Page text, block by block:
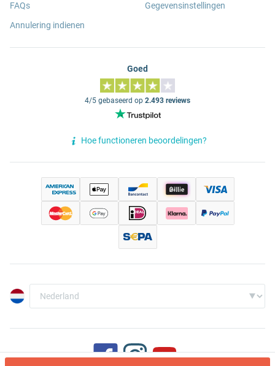
FAQs
Annulering indienen
Gegevensinstellingen
Goed
4/5 gebaseerd op 2.493 reviews
Hoe functioneren beoordelingen?